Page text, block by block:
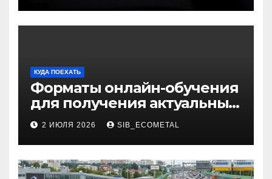
КУДА ПОЕХАТЬ
Форматы онлайн-обучения
для получения актуальных
профессий
2 ИЮЛЯ 2026 SIB_ECOMETAL